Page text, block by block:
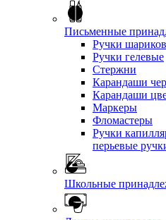
Письменные
Ручки
Ручки гелевые
Стержни
Карандаши
Карандаши
Маркеры
Фломастеры
Ручки
перьевые
Школьные